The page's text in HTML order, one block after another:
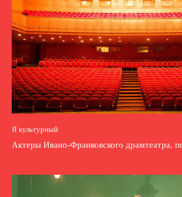
Я культурный
Актеры Ивано-Франковского драмтеатра,